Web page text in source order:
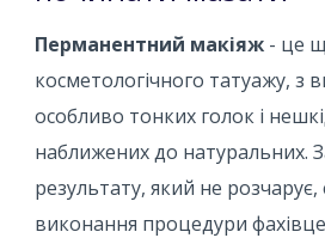
Перманентний макіяж - це
косметологічного татуажу, з
особливо тонких голок і
наближених до натуральних.
результату, який не
виконання процедури